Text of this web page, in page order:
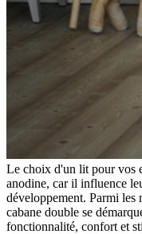
Le choix d'un lit pour vos
anodine, car il influence
développement. Parmi
cabane double se
fonctionnalité, confort et